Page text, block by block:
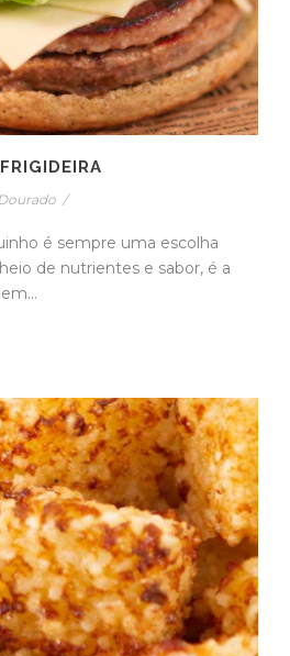
/
é sempre uma escolha
de nutrientes e sabor, é a